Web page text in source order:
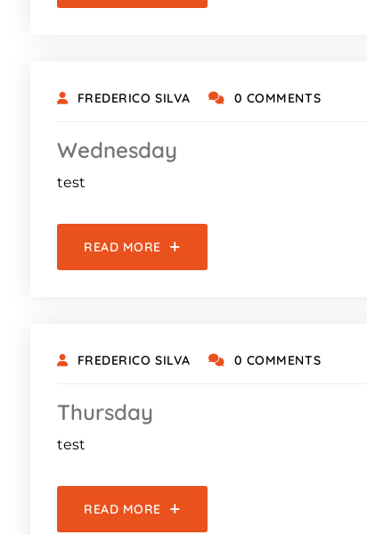
FREDERICO SILVA 0 COMMENTS
Wednesday
test
READ MORE
FREDERICO SILVA 0 COMMENTS
Thursday
test
READ MORE